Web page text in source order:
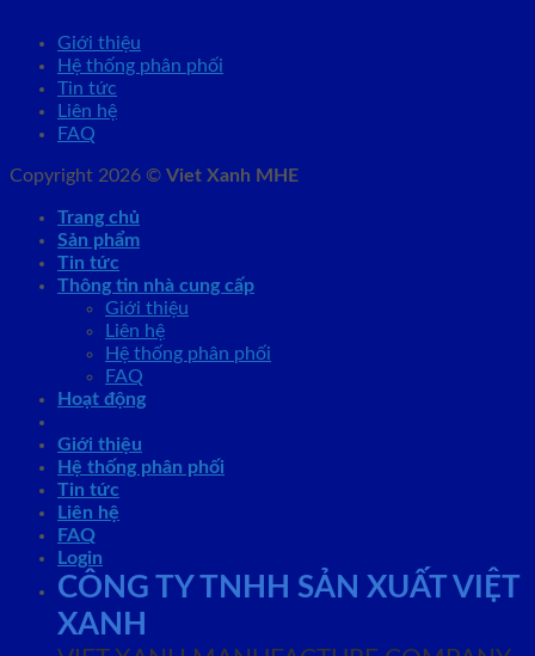
Giới thiệu
Hệ thống phân phối
Tin tức
Liên hệ
FAQ
Copyright 2026 © Viet Xanh MHE
Trang chủ
Sản phẩm
Tin tức
Thông tin nhà cung cấp
Giới thiệu
Liên hệ
Hệ thống phân phối
FAQ
Hoạt động
Giới thiệu
Hệ thống phân phối
Tin tức
Liên hệ
FAQ
Login
CÔNG TY TNHH SẢN XUẤT VIỆT
XANH